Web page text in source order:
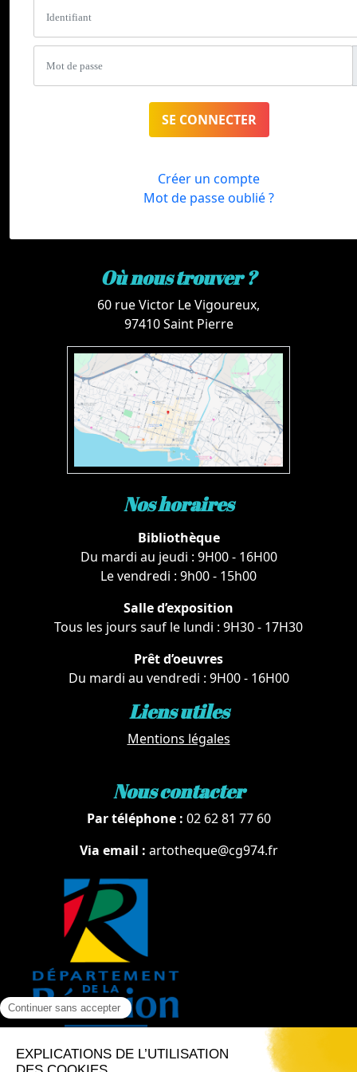
SE CONNECTER
Créer un compte
Mot de passe oublié ?
Où nous trouver ?
60 rue Victor Le Vigoureux,
97410 Saint Pierre
Nos horaires
Bibliothèque
Du mardi au jeudi : 9H00 - 16H00
Le vendredi : 9h00 - 15h00
Salle d’exposition
Tous les jours sauf le lundi : 9H30 - 17H30
Prêt d’oeuvres
Du mardi au vendredi : 9H00 - 16H00
Liens utiles
Mentions légales
Nous contacter
Par téléphone : 02 62 81 77 60
Via email : artotheque@cg974.fr